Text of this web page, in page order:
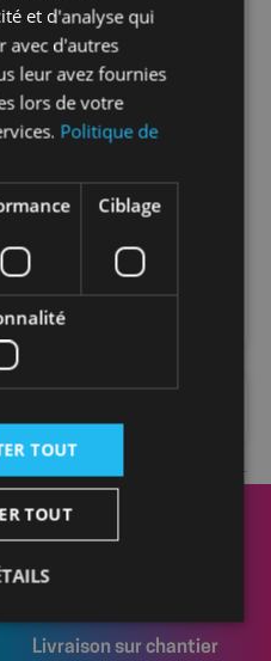
Livraison sur chantier
et d'analyse qui
avec d'autres
leur avez fournies
lors de votre
Politique de
Ciblage
TOUT
TOUT